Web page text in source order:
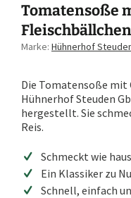
Tomatensoße
Marke: Hühnerhof
Die Tomatensoße mit
Hühnerhof Steuden
hergestellt. Sie
Reis.
Schmeckt wie
Ein Klassiker zu
Schnell, einfach